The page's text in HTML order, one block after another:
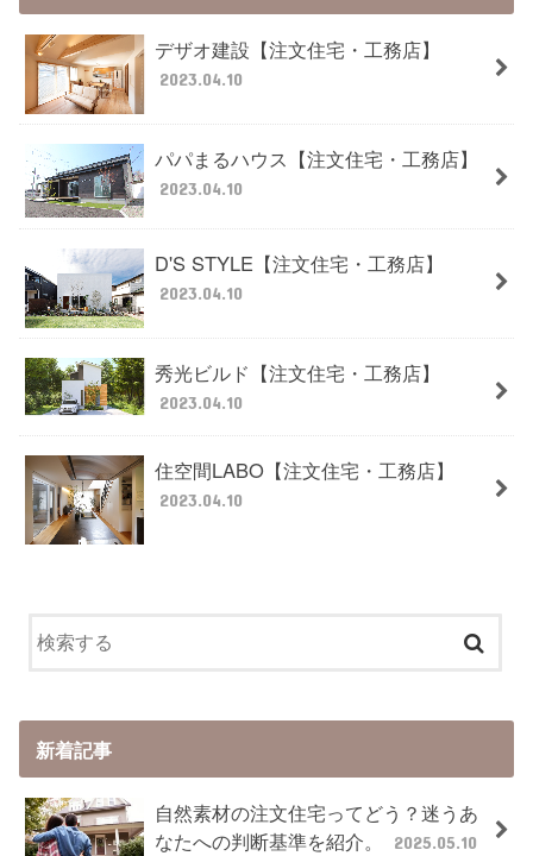
デザオ建設【注文住宅・工務店】
2023.04.10
パパまるハウス【注文住宅・工務店】
2023.04.10
D'S STYLE【注文住宅・工務店】
2023.04.10
秀光ビルド【注文住宅・工務店】
2023.04.10
住空間LABO【注文住宅・工務店】
2023.04.10
新着記事
自然素材の注文住宅ってどう？迷うあ
なたへの判断基準を紹介。
2025.05.10